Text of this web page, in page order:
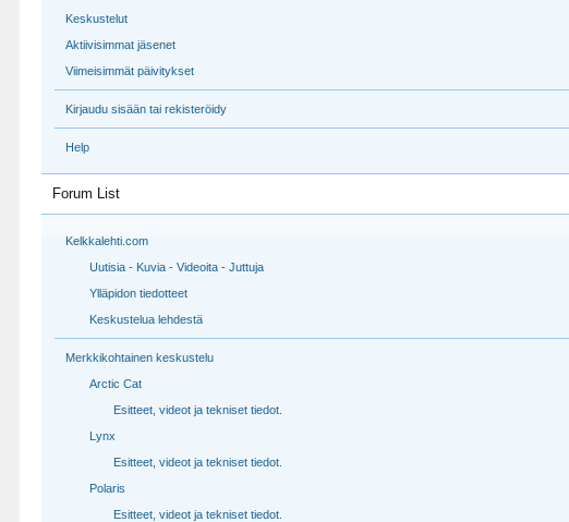
Keskustelut
Aktiivisimmat jäsenet
Viimeisimmät päivitykset
Kirjaudu sisään tai rekisteröidy
Help
Forum List
Kelkkalehti.com
Uutisia - Kuvia - Videoita - Juttuja
Ylläpidon tiedotteet
Keskustelua lehdestä
Merkkikohtainen keskustelu
Arctic Cat
Esitteet, videot ja tekniset tiedot.
Lynx
Esitteet, videot ja tekniset tiedot.
Polaris
Esitteet, videot ja tekniset tiedot.